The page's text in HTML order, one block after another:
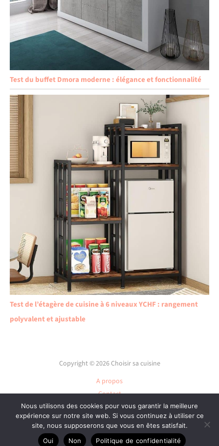
Test du buffet Dmora moderne : élégance et fonctionnalité
Test de l’étagère de cuisine à 6 niveaux YCHF : rangement
polyvalent et ajustable
Copyright © 2026 Choisir sa cuisine
A propos
Contact
Plan du site
Mentions légales
Politique de confidentialité
Nous utilisons des cookies pour vous garantir la meilleure
expérience sur notre site web. Si vous continuez à utiliser ce
site, nous supposerons que vous en êtes satisfait.
Oui
Non Politique de confidentialité